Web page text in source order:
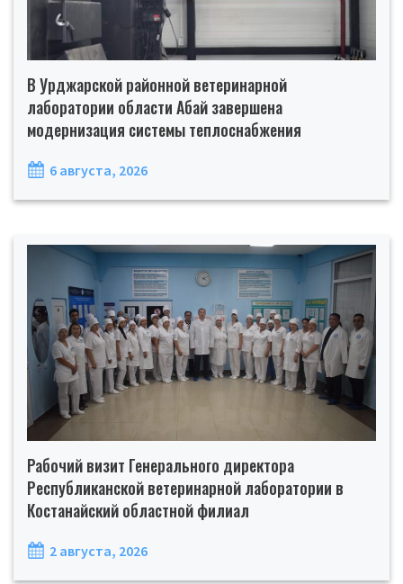
В Урджарской районной ветеринарной
лаборатории области Абай завершена
модернизация системы теплоснабжения
6 августа, 2026
Рабочий визит Генерального директора
Республиканской ветеринарной лаборатории в
Костанайский областной филиал
2 августа, 2026